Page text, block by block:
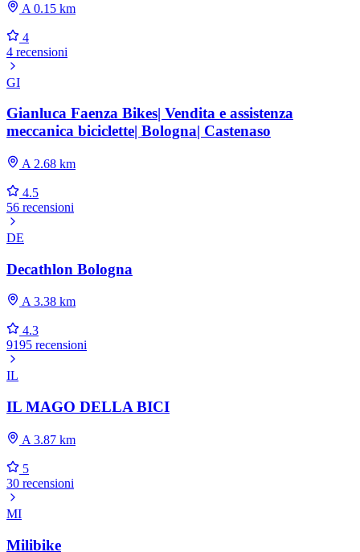
A 0.15 km
4
4 recensioni
GI
Gianluca Faenza Bikes| Vendita e assistenza
meccanica biciclette| Bologna| Castenaso
A 2.68 km
4.5
56 recensioni
DE
Decathlon Bologna
A 3.38 km
4.3
9195 recensioni
IL
IL MAGO DELLA BICI
A 3.87 km
5
30 recensioni
MI
Milibike